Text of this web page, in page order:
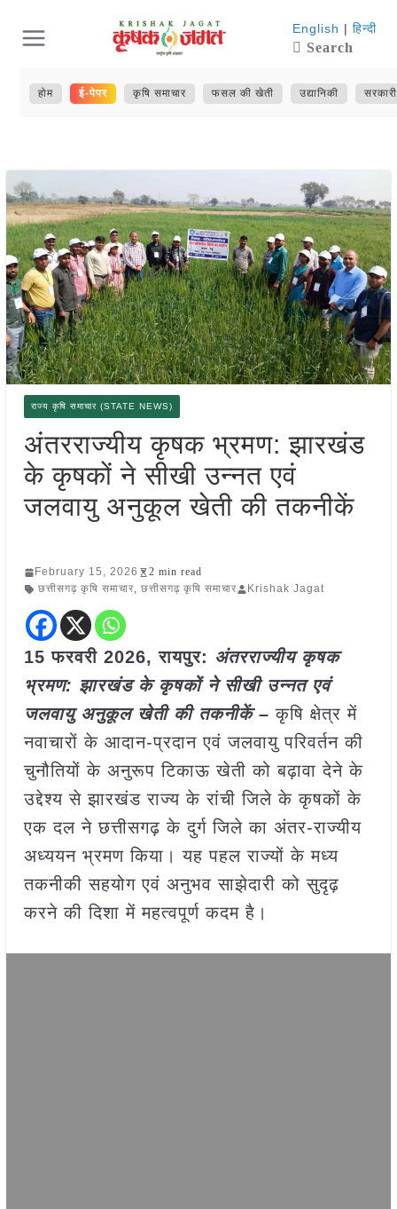
content
English | हिन्दी
Search
होम ई-पेपर कृषि समाचार फसल की खेती उद्यानिकी
राज्य कृषि समाचार (STATE NEWS)
अंतरराज्यीय कृषक भ्रमण: झारखंड
के कृषकों ने सीखी उन्नत एवं
जलवायु अनुकूल खेती की तकनीकें
February 15, 2026
2 min read
छत्तीसगढ़ कृषि समाचार, छत्तीसगढ़ कृषि समाचार Krishak Jagat
15 फरवरी 2026, रायपुर: अंतरराज्यीय कृषक
भ्रमण: झारखंड के कृषकों ने सीखी उन्नत एवं
जलवायु अनुकूल खेती की तकनीकें –कृषि क्षेत्र में
नवाचारों के आदान-प्रदान एवं जलवायु परिवर्तन की
चुनौतियों के अनुरूप टिकाऊ खेती को बढ़ावा देने के
उद्देश्य से झारखंड राज्य के रांची जिले के कृषकों के
एक दल ने छत्तीसगढ़ के दुर्ग जिले का अंतर-राज्यीय
अध्ययन भ्रमण किया। यह पहल राज्यों के मध्य
तकनीकी सहयोग एवं अनुभव साझेदारी को सुदृढ़
करने की दिशा में महत्वपूर्ण कदम है।